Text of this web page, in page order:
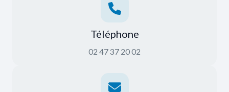
Téléphone
02 47 37 20 02